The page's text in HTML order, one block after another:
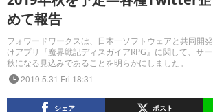
めて報告
フォワードワークスは、日本一ソフトウェアと共同開
けアプリ『魔界戦記ディスガイアRPG』に関して、サ
秋になる見込みであることを明らかにしました。
2019.5.31 Fri 18:31
シェア ポスト